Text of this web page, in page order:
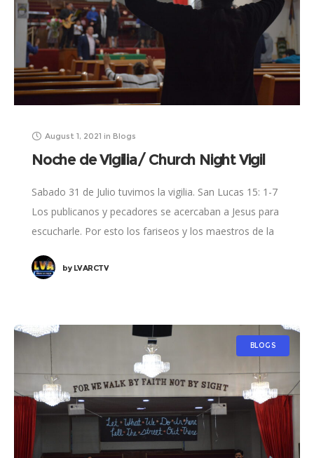
August 1, 2021 in Blogs
Noche de Vigilia/ Church Night Vigil
Sabado 31 de Julio tuvimos la vigilia. San Lucas 15: 1-7
Los publicanos y pecadores se acercaban a Jesus para
escucharle. Por esto los fariseos y los maestros de la
byLVARCTV
BLOGS